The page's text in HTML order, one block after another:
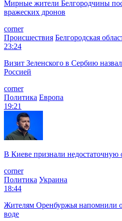
Мирные жители Белгородчины
вражеских дронов
corner
Происшествия Белгородская
23:24
Визит Зеленского в Сербию
Россией
corner
Политика Европа
19:21
В Киеве признали недостаточную
corner
Политика Украина
18:44
Жителям Оренбуржья напомнили о
воде